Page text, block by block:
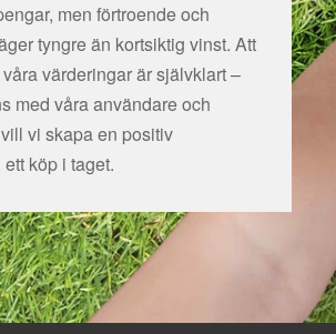
men förtroende och
tyngre än kortsiktig vinst. Att
värderingar är självklart –
med våra användare och
vi skapa en positiv
köp i taget.